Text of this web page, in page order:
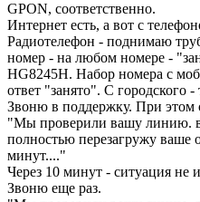
GPON, соответственно.
Интернет есть, а вот с
Радиотелефон - поднимаю
номер - на любом номере -
HG8245H. Набор номера с
ответ "занято". С городского -
Звоню в поддержку. При этом
"Мы проверили вашу линию.
полностью перезагружу ваше
минут...."
Через 10 минут - ситуация не
Звоню еще раз.